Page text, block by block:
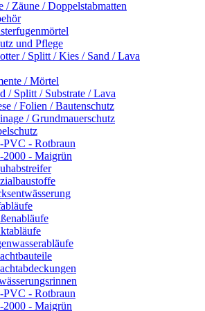
/ Zäune / Doppelstabmatten
und Pflege
/ Splitt / Kies / Sand / Lava
/ Mörtel
/ Splitt / Substrate / Lava
/ Folien / Bautenschutz
/ Grundmauerschutz
- Rotbraun
- Maigrün
- Rotbraun
- Maigrün